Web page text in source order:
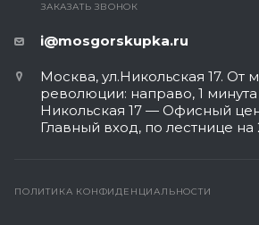
ЗАКАЗАТЬ ЗВОНОК
i@mosgorskupka.ru
Москва, ул.Никольская 17. От
революции: направо, 1
Никольская 17 — Офисный
Главный вход, по лестнице на
ПОЛИТИКА КОНФИДЕНЦИАЛЬНОСТИ